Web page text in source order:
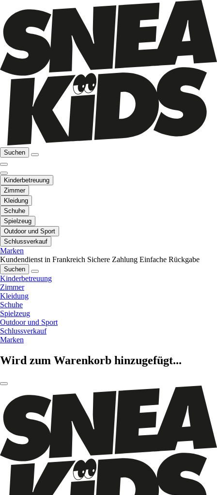
Suchen
Kinderbetreuung
Zimmer
Kleidung
Schuhe
Spielzeug
Outdoor und Sport
Schlussverkauf
Marken
Kundendienst in Frankreich Sichere Zahlung Einfache Rückgabe
Suchen
Kinderbetreuung
Zimmer
Kleidung
Schuhe
Spielzeug
Outdoor und Sport
Schlussverkauf
Marken
Wird zum Warenkorb hinzugefügt...